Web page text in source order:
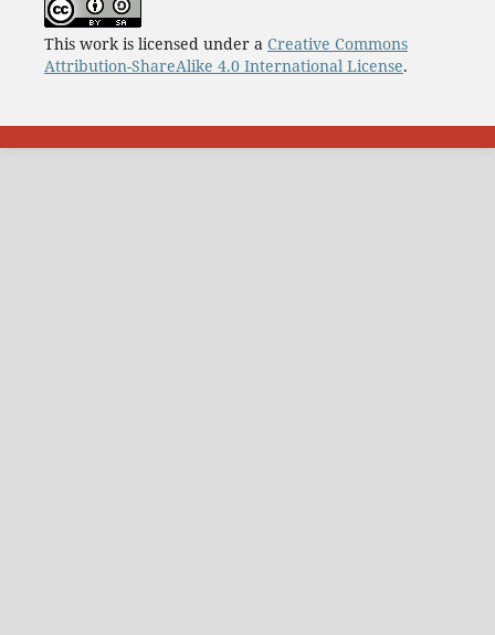
This work is licensed under a Creative Commons
Attribution-ShareAlike 4.0 International License.